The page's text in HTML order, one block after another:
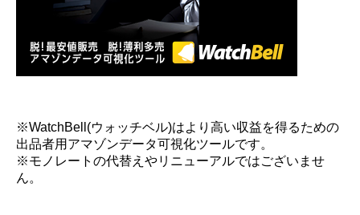
※WatchBell(ウォッチベル)はより高い収益を得るための
出品者用アマゾンデータ可視化ツールです。
※モノレートの代替えやリニューアルではございませ
ん。